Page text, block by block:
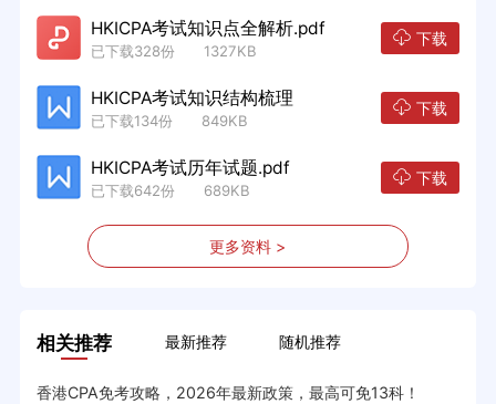
HKICPA考试知识点全解析.pdf
已下载328份 1327KB
下载
HKICPA考试知识结构梳理
已下载134份 849KB
下载
HKICPA考试历年试题.pdf
已下载642份 689KB
下载
更多资料 >
相关推荐 最新推荐 随机推荐
香港CPA免考攻略，2026年最新政策，最高可免13科！